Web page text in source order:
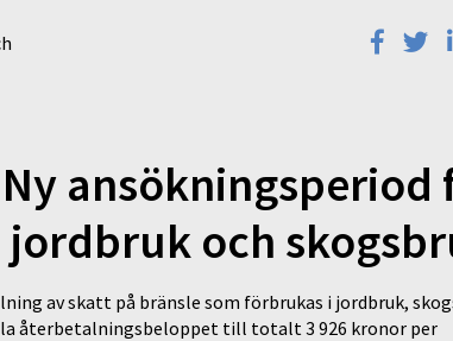
ansökningsperiod
och
av skatt på bränsle som förbrukas i jordbruk,
återbetalningsbeloppet till totalt 3 926 kronor per